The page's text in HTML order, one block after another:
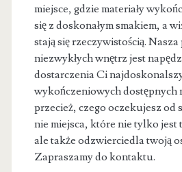
miejsce, gdzie materiały
się z doskonałym smakiem, a
stają się rzeczywistością.
niezwykłych wnętrz jest
dostarczenia Ci
wykończeniowych dostępnych
przecież, czego oczekujesz od
nie miejsca, które nie tylko jest
ale także odzwierciedla twoją
Zapraszamy do kontaktu.